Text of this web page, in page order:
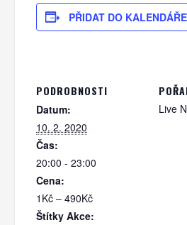
PŘIDAT DO KALENDÁŘE
PODROBNOSTI
Datum:
10. 2. 2020
Čas:
20:00 - 23:00
Cena:
1Kč – 490Kč
Štítky Akce:
Live